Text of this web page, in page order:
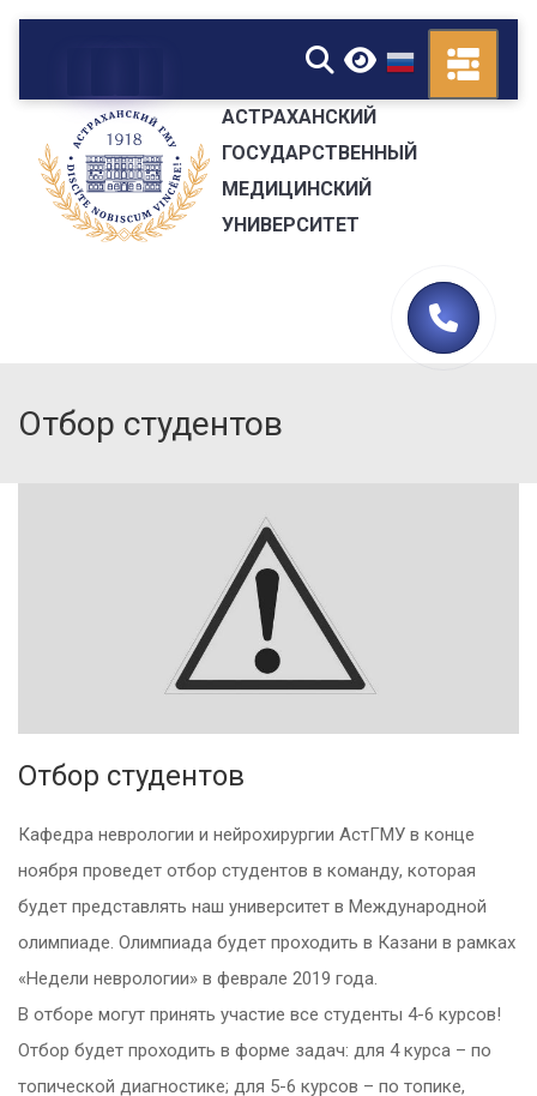
▼
АСТРАХАНСКИЙ
ГОСУДАРСТВЕННЫЙ
МЕДИЦИНСКИЙ
УНИВЕРСИТЕТ
Отбор студентов
Отбор студентов
Кафедра неврологии и нейрохирургии АстГМУ в конце
ноября проведет отбор студентов в команду, которая
будет представлять наш университет в Международной
олимпиаде. Олимпиада будет проходить в Казани в рамках
«Недели неврологии» в феврале 2019 года.
В отборе могут принять участие все студенты 4-6 курсов!
Отбор будет проходить в форме задач: для 4 курса – по
топической диагностике; для 5-6 курсов – по топике,